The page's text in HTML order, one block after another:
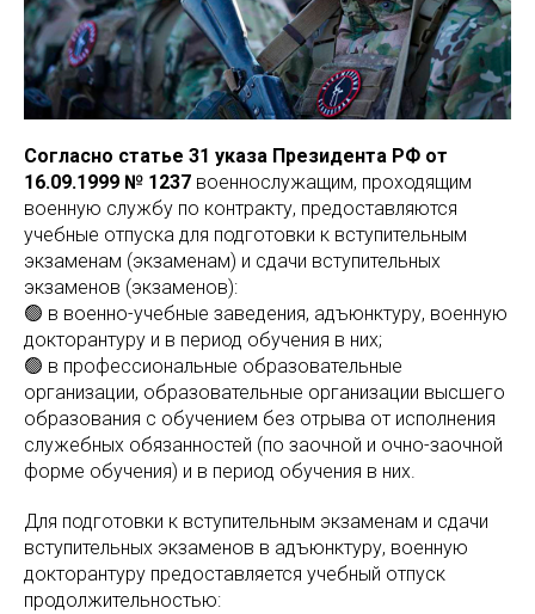
Согласно статье 31 указа Президента РФ от
16.09.1999 № 1237 военнослужащим, проходящим
военную службу по контракту, предоставляются
учебные отпуска для подготовки к вступительным
экзаменам (экзаменам) и сдачи вступительных
экзаменов (экзаменов):
🟢 в военно-учебные заведения, адъюнктуру, военную
докторантуру и в период обучения в них;
🟢 в профессиональные образовательные
организации, образовательные организации высшего
образования с обучением без отрыва от исполнения
служебных обязанностей (по заочной и очно-заочной
форме обучения) и в период обучения в них.
Для подготовки к вступительным экзаменам и сдачи
вступительных экзаменов в адъюнктуру, военную
докторантуру предоставляется учебный отпуск
продолжительностью: